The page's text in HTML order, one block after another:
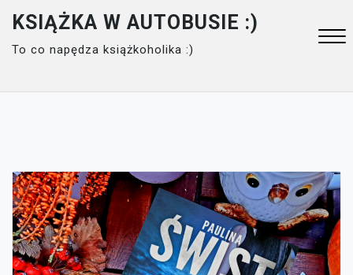
content
KSIĄŻKA W AUTOBUSIE :)
To co napędza książkoholika :)